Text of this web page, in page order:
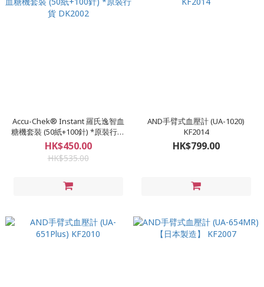
Accu-Chek® Instant 羅氏逸智血
糖機套裝 (50紙+100針) *原裝行貨
DK2002
HK$450.00
HK$535.00
AND手臂式血壓計 (UA-1020)
KF2014
HK$799.00